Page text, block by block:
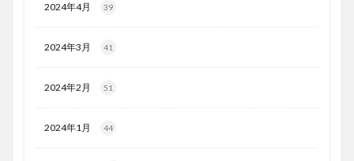
2024年4月 39
2024年3月 41
2024年2月 51
2024年1月 44